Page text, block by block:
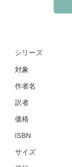
シリーズ
対象
作者名
訳者
価格
ISBN
サイズ